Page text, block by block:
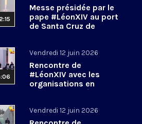
Messe présidée par le
pape #LéonXIV au port
de Santa Cruz de
Vendredi 12 juin 2026
Rencontre de
#LéonXIV avec les
organisations en
charge de l’intégration
#PapeenEspagne
Vendredi 12 juin 2026